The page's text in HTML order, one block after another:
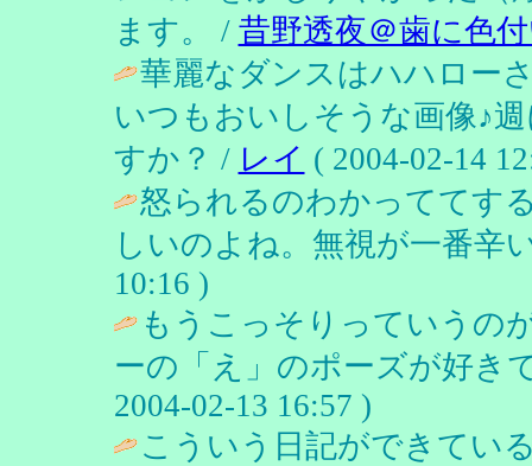
ます。 / 昔野透夜＠歯に色
華麗なダンスはハハロー
いつもおいしそうな画像♪
すか？ / レイ ( 2004-02-14
怒られるのわかっててす
しいのよね。無視が一番辛
10:16 )
もうこっそりっていうの
ーの「え」のポーズが好き
2004-02-13 16:57 )
こういう日記ができてい